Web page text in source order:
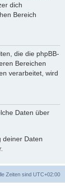
dich
Bereich
die die phpBB-
Bereichen
verarbeitet, wird
Daten über
deiner Daten
Zeiten sind UTC+02:00